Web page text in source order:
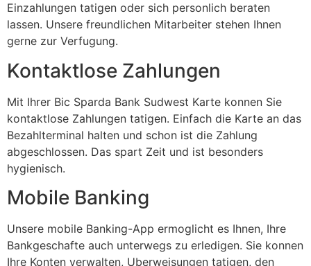
Einzahlungen tatigen oder sich personlich beraten
lassen. Unsere freundlichen Mitarbeiter stehen Ihnen
gerne zur Verfugung.
Kontaktlose Zahlungen
Mit Ihrer Bic Sparda Bank Sudwest Karte konnen Sie
kontaktlose Zahlungen tatigen. Einfach die Karte an das
Bezahlterminal halten und schon ist die Zahlung
abgeschlossen. Das spart Zeit und ist besonders
hygienisch.
Mobile Banking
Unsere mobile Banking-App ermoglicht es Ihnen, Ihre
Bankgeschafte auch unterwegs zu erledigen. Sie konnen
Ihre Konten verwalten, Uberweisungen tatigen, den